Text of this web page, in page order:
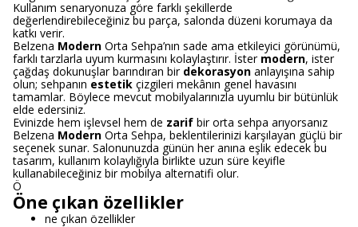
Kullanım senaryonuza göre farklı şekillerde
değerlendirebileceğiniz bu parça, salonda düzeni korumaya da
katkı verir.
Belzena Modern Orta Sehpa’nın sade ama etkileyici görünümü,
farklı tarzlarla uyum kurmasını kolaylaştırır. İster modern, ister
çağdaş dokunuşlar barındıran bir dekorasyon anlayışına sahip
olun; sehpanın estetik çizgileri mekânın genel havasını
tamamlar. Böylece mevcut mobilyalarınızla uyumlu bir bütünlük
elde edersiniz.
Evinizde hem işlevsel hem de zarif bir orta sehpa arıyorsanız
Belzena Modern Orta Sehpa, beklentilerinizi karşılayan güçlü bir
seçenek sunar. Salonunuzda günün her anına eşlik edecek bu
tasarım, kullanım kolaylığıyla birlikte uzun süre keyifle
kullanabileceğiniz bir mobilya alternatifi olur.
Ö
Öne çıkan özellikler
ne çıkan özellikler